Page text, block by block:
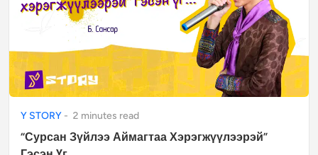
Y STORY - 2 minutes read
“Сурсан Зүйлээ Аймагтаа Хэрэгжүүлээрэй”